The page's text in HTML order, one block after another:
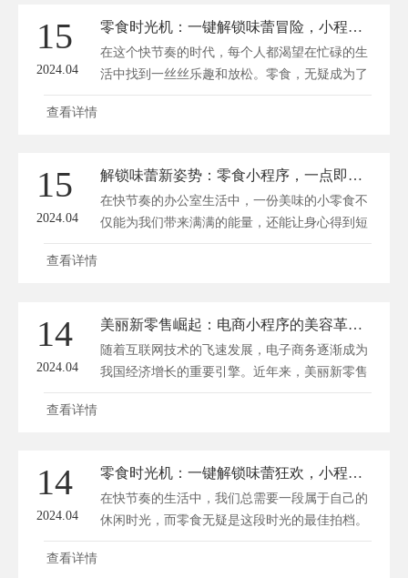
相较于传统电商平台，电商小程序最大的优势在
于其“即用即走”的...
15
2024.04
零食时光机：一键解锁味蕾冒险，小程序里的美食之旅
在这个快节奏的时代，每个人都渴望在忙碌的生
活中找到一丝丝乐趣和放松。零食，无疑成为了
我们日常生活中不可或缺的“快乐源泉”。一款名
款集零食推荐、试吃、购买于一体的微信小程
序。在这...
查看详情
15
2024.04
解锁味蕾新姿势：零食小程序，一点即享办公室小确幸
在快节奏的办公室生活中，一份美味的小零食不
仅能为我们带来满满的能量，还能让身心得到短
暂放松。为了满足广大上班族的需求，一款便捷
满足你的味蕾需求 零食小程序汇集了国内外众
多知名品牌，从坚果炒货...
查看详情
14
2024.04
美丽新零售崛起：电商小程序的美容革命风暴！
随着互联网技术的飞速发展，电子商务逐渐成为
我国经济增长的重要引擎。近年来，美丽新零售
概念应运而生，将线上线下相结合，为消费者带
说，就是以消费者需求为中心，运用大数据、云
计算、人工智能等先进技...
查看详情
14
2024.04
零食时光机：一键解锁味蕾狂欢，小程序带你畅享休闲食界！
在快节奏的生活中，我们总需要一段属于自己的
休闲时光，而零食无疑是这段时光的最佳拍档。
如今，一款名为“零食时光机”的小程序应运而
查看详情